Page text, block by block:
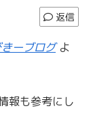
返信
ーブログ よ
報も参考にし